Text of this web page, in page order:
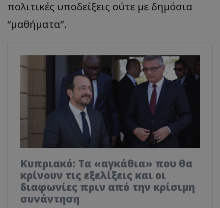
πολιτικές υποδείξεις ούτε με δημόσια
“μαθήματα”.
Κυπριακό: Τα «αγκάθια» που θα
κρίνουν τις εξελίξεις και οι
διαφωνίες πριν από την κρίσιμη
συνάντηση